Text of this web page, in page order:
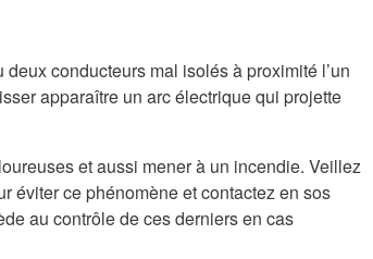
conducteurs mal isolés à proximité l’un
apparaître un arc électrique qui projette
et aussi mener à un incendie. Veillez
éviter ce phénomène et contactez en sos
au contrôle de ces derniers en cas